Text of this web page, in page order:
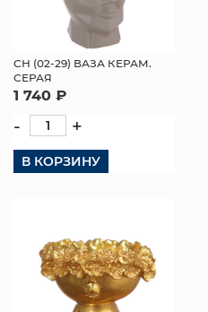
СН (02-29) ВАЗА КЕРАМ.
СЕРАЯ
1 740 ₽
- +
В КОРЗИНУ